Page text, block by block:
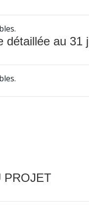
détaillée au 31
PROJET